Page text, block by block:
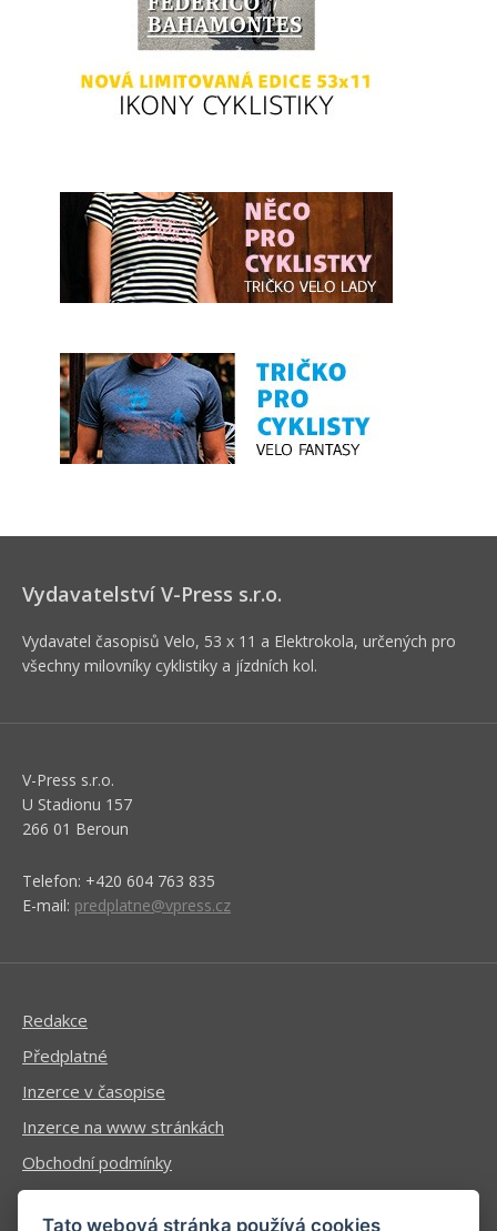
Vydavatelství V-Press s.r.o.
Vydavatel časopisů Velo, 53 x 11 a Elektrokola, určených pro
všechny milovníky cyklistiky a jízdních kol.
V-Press s.r.o.
U Stadionu 157
266 01 Beroun
Telefon: +420 604 763 835
E-mail: predplatne@vpress.cz
Redakce
Předplatné
Inzerce v časopise
Inzerce na www stránkách
Obchodní podmínky
Ochrana osobních údajů
Tato webová stránka používá cookies